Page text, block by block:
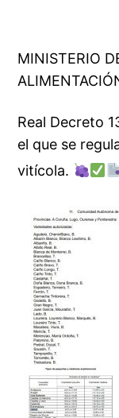
MINISTERIO
Real Decreto
el que se
vitícola.